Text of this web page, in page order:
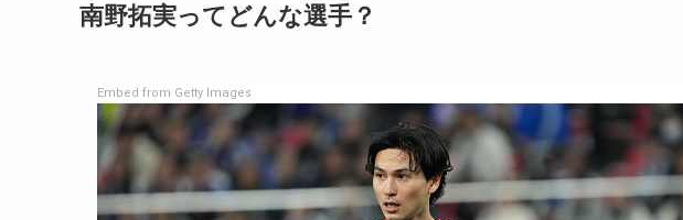
南野拓実ってどんな選手？
Embed from Getty Images